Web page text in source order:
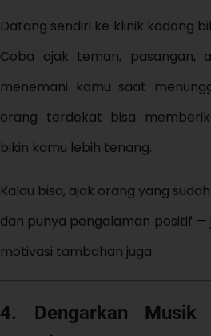
Datang sendiri ke klinik kadang
Coba ajak teman, pasangan,
menemani kamu saat
orang terdekat bisa
bikin kamu lebih tenang.
Kalau bisa, ajak orang yang
dan punya pengalaman positif —
motivasi tambahan juga.
4. Dengarkan Musik